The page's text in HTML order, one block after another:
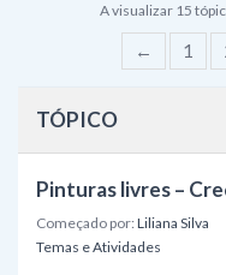
A visualizar 15
← 1
TÓPICO
Pinturas livres –
Começado por: Liliana Silva
Temas e Atividades